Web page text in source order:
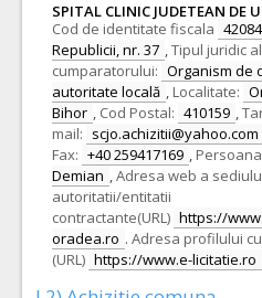
SPITAL CLINIC JUDETEAN DE
Cod de identitate fiscala
Republicii, nr. 37 ,Tipul juridic al
cumparatorului: Organism de
autoritate locală , Localitate:
Bihor , Cod Postal: 410159 ,
mail: scjo.achizitii@yahoo.com
Fax: +40 259417169 ,
Demian ,Adresa web a
autoritatii/entitatii
contractante(URL) https://
oradea.ro . Adresa profilului
(URL) https://www.e-licitatie.ro